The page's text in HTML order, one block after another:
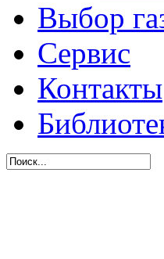
Выбор
Сервис
Контакты